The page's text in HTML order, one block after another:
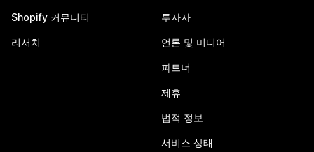
Shopify 커뮤니티
리서치
투자자
언론 및 미디어
파트너
제휴
법적 정보
서비스 상태